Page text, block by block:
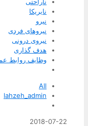
نایریکا
نیرو
نیروهای فردی
نیروی درونی
هدف گذاری
وظایف روابط
All
lahzeh_admin
2018-07-22